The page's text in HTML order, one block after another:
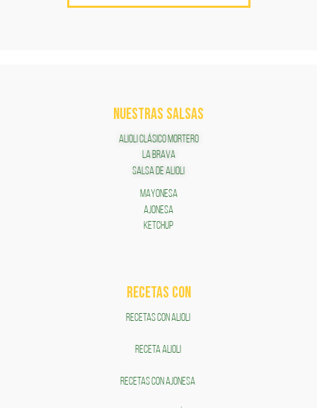
NUESTRAS SALSAS
ALIOLI CLÁSICO MORTERO
LA BRAVA
SALSA DE ALIOLI
MAYONESA
AJONESA
KETCHUP
RECETAS COn
RECETAS CON ALIOLI
RECETA ALIOLI
RECETAS CON AJONESA